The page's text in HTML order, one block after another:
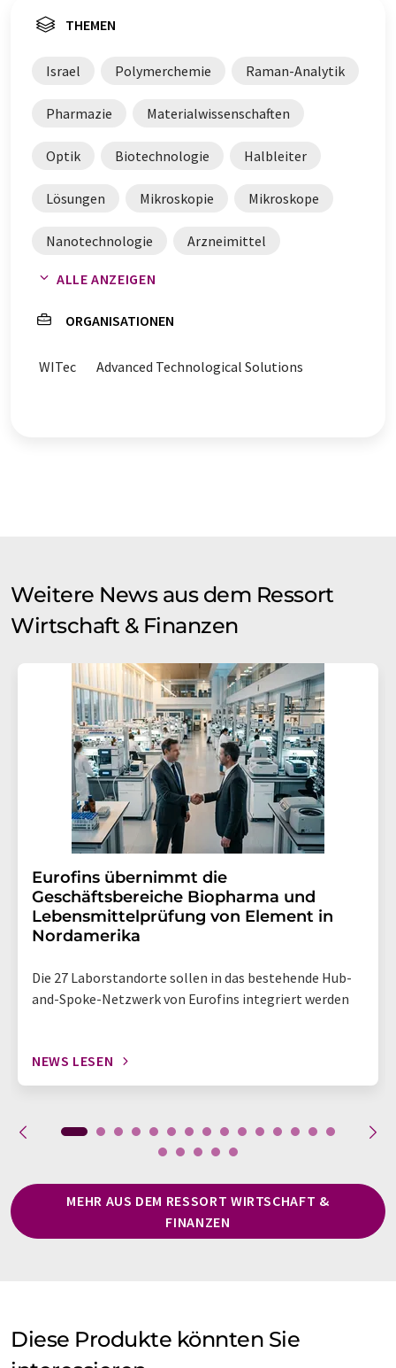
THEMEN
Israel Polymerchemie Raman-Analytik
Pharmazie Materialwissenschaften
Optik Biotechnologie Halbleiter
Lösungen Mikroskopie Mikroskope
Nanotechnologie Arzneimittel
Raman Imaging
ALLE ANZEIGEN
ORGANISATIONEN
WITec Advanced Technological Solutions
Weitere News aus dem Ressort
Wirtschaft & Finanzen
Eurofins übernimmt die
Geschäftsbereiche Biopharma und
Lebensmittelprüfung von Element in
Nordamerika
Die 27 Laborstandorte sollen in das bestehende Hub-
and-Spoke-Netzwerk von Eurofins integriert werden
NEWS LESEN
MEHR AUS DEM RESSORT WIRTSCHAFT &
FINANZEN
Diese Produkte könnten Sie